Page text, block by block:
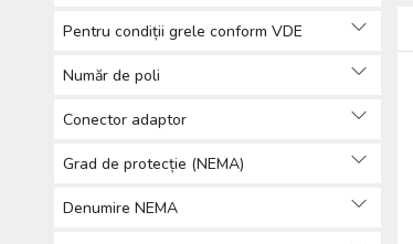
Scule (2270)
Pentru condiții grele conform VDE
Număr de poli
Conector adaptor
Grad de protecție (NEMA)
Denumire NEMA